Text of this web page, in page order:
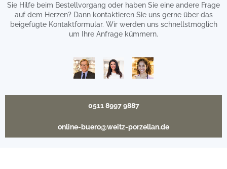
Sie Hilfe beim Bestellvorgang oder haben Sie eine andere Frage
auf dem Herzen? Dann kontaktieren Sie uns gerne über das
beigefügte Kontaktformular. Wir werden uns schnellstmöglich
um Ihre Anfrage kümmern.
0511 8997 9887
online-buero@weitz-porzellan.de